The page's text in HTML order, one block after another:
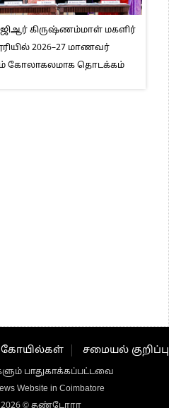
கிருஷ்ணம்மாள் மகளிர்
2026–27 மாணவர்
கோலாகலமாக தொடக்கம்
கோயில்கள் சமையல் குறிப்பு
பாதுகாக்கப்பட்டவை
Website in Coimbatore